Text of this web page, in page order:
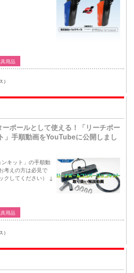
用品
ーポールとして使える！「リーチポー
」手順動画をYouTubeに公開しまし
キット」の手順動
考えの方は必見で
クしてください） ↓
用品